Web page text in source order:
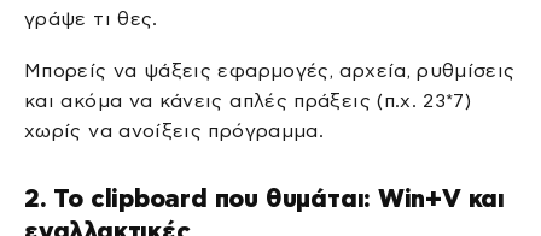
γράψε τι θες.
Μπορείς να ψάξεις εφαρμογές, αρχεία, ρυθμίσεις
και ακόμα να κάνεις απλές πράξεις (π.χ. 23*7)
χωρίς να ανοίξεις πρόγραμμα.
2. Το clipboard που θυμάται: Win+V και
εναλλακτικές